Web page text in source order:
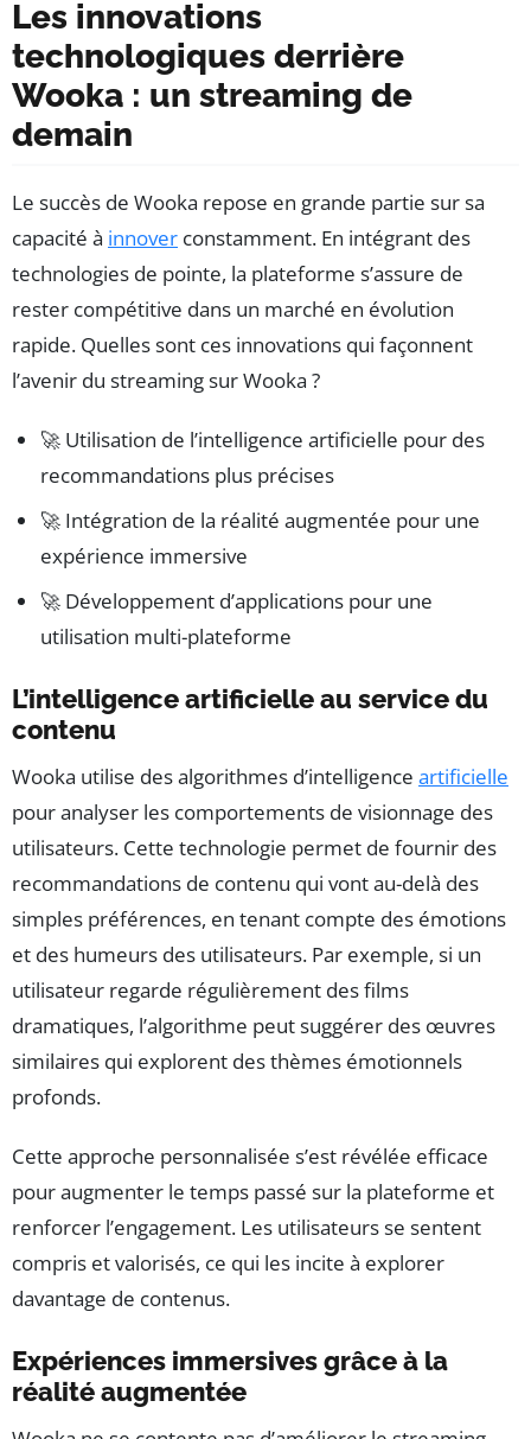
Les innovations
technologiques derrière
Wooka : un streaming de
demain
Le succès de Wooka repose en grande partie sur sa
capacité à innover constamment. En intégrant des
technologies de pointe, la plateforme s’assure de
rester compétitive dans un marché en évolution
rapide. Quelles sont ces innovations qui façonnent
l’avenir du streaming sur Wooka ?
🚀 Utilisation de l’intelligence artificielle pour des
recommandations plus précises
🚀 Intégration de la réalité augmentée pour une
expérience immersive
🚀 Développement d’applications pour une
utilisation multi-plateforme
L’intelligence artificielle au service du
contenu
Wooka utilise des algorithmes d’intelligence artificielle
pour analyser les comportements de visionnage des
utilisateurs. Cette technologie permet de fournir des
recommandations de contenu qui vont au-delà des
simples préférences, en tenant compte des émotions
et des humeurs des utilisateurs. Par exemple, si un
utilisateur regarde régulièrement des films
dramatiques, l’algorithme peut suggérer des œuvres
similaires qui explorent des thèmes émotionnels
profonds.
Cette approche personnalisée s’est révélée efficace
pour augmenter le temps passé sur la plateforme et
renforcer l’engagement. Les utilisateurs se sentent
compris et valorisés, ce qui les incite à explorer
davantage de contenus.
Expériences immersives grâce à la
réalité augmentée